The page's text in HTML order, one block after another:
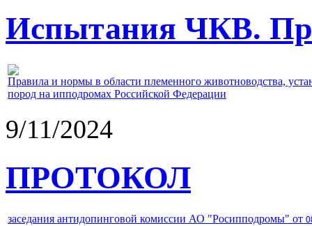
Испытания ЧКВ.
Правила и нормы в области племенного животноводства,
пород на ипподромах Российской Федерации
9/11/2024
ПРОТОКОЛ
заседания антидопинговой комиссии АО "Росипподромы" от